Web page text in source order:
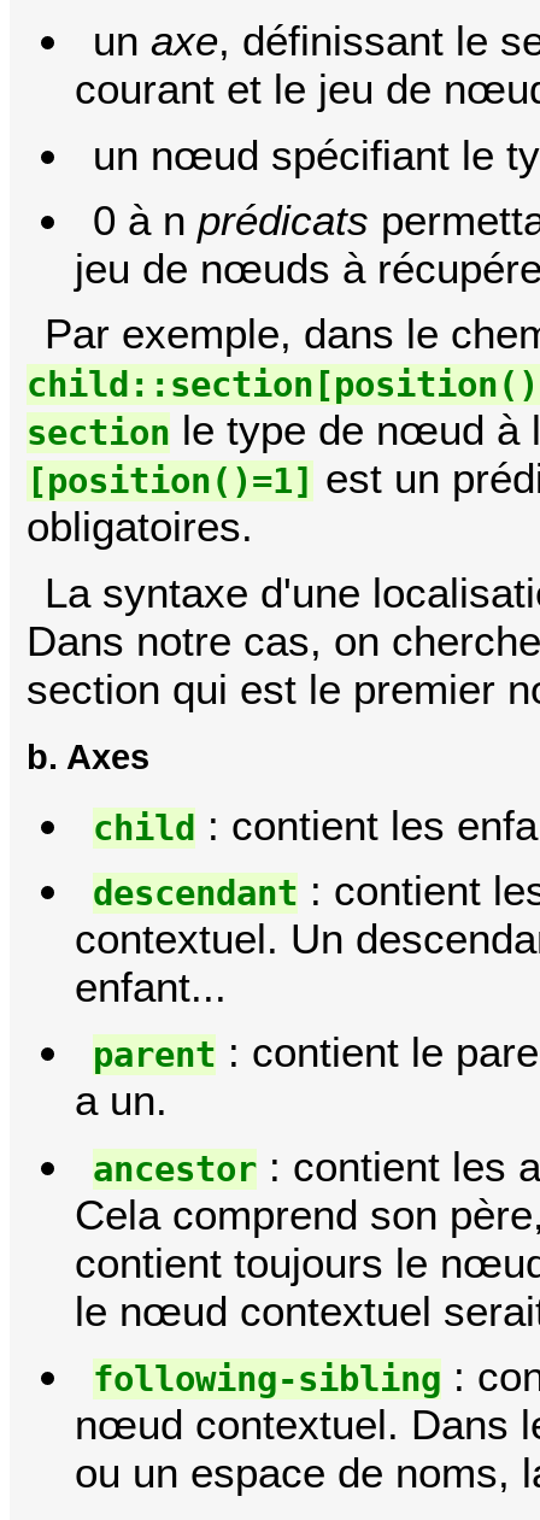
un axe, définissant le
courant et le jeu de
un nœud spécifiant le
0 à n prédicats
jeu de nœuds à
Par exemple, dans le
section le type de nœud à
[position()=1] est un
obligatoires.
La syntaxe d'une
Dans notre cas, on
section qui est le premier
b. Axes
child : contient les
descendant : contient
contextuel. Un
enfant...
parent : contient le
a un.
ancestor: contient les
Cela comprend son
contient toujours le
le nœud contextuel
following-sibling :
nœud contextuel. Dans
ou un espace de noms,